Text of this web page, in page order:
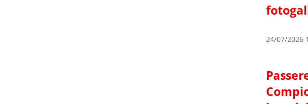
24/07/2026